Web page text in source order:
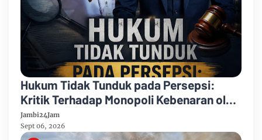
Hukum Tidak Tunduk pada Persepsi:
Kritik Terhadap Monopoli Kebenaran oleh
Media dan Aktivis
Jambi24Jam
Sept 06, 2026